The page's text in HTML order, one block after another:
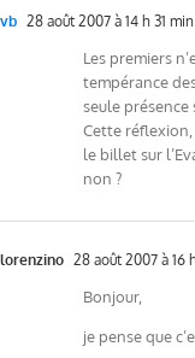
vb 28 août 2007 à 14 h 31 min
Les premiers
tempérance
seule présence
Cette
le billet sur
non ?
lorenzino 28 août 2007 à 16
Bonjour,
je pense que